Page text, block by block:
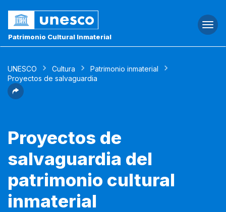
Patrimonio Cultural Inmaterial
UNESCO Cultura
Patrimonio inmaterial
Proyectos de salvaguardia
Proyectos de
salvaguardia del
patrimonio cultural
inmaterial